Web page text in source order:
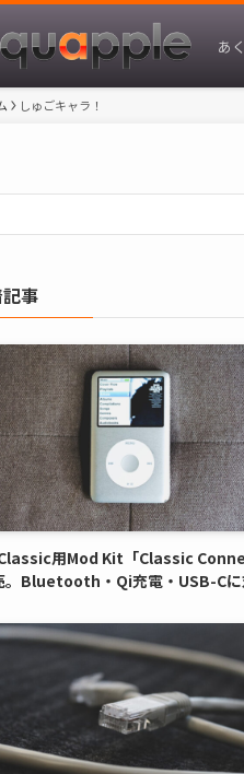
あ
しゅごキャラ！
事
用Mod Kit「Classic
。Bluetooth・Qi充電・USB-C